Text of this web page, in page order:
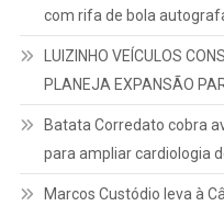
com rifa de bola
LUIZINHO VEÍCULOS
PLANEJA EXPANSÃO
Batata Corredato cobra
para ampliar cardiologia
Marcos Custódio leva à